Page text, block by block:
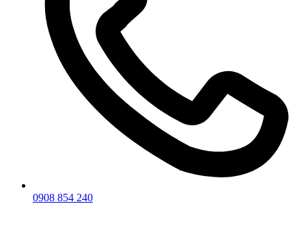
0908 854 240